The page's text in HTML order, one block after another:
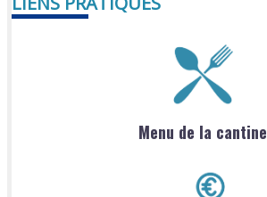
Menu de la cantine